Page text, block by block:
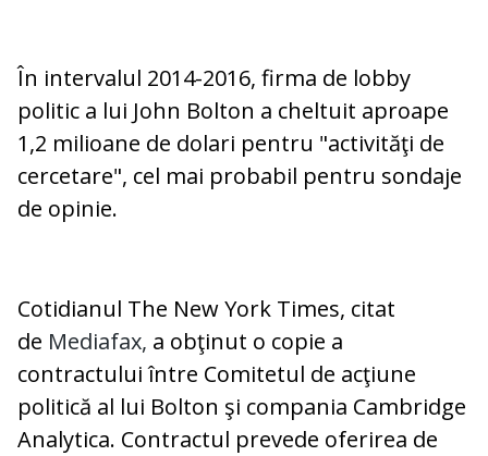
În intervalul 2014-2016, firma de lobby
politic a lui John Bolton a cheltuit aproape
1,2 milioane de dolari pentru "activităţi de
cercetare", cel mai probabil pentru sondaje
de opinie.
Cotidianul The New York Times, citat
de Mediafax, a obţinut o copie a
contractului între Comitetul de acţiune
politică al lui Bolton şi compania Cambridge
Analytica. Contractul prevede oferirea de